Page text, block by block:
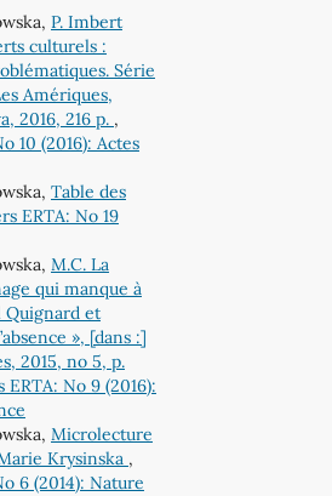
P. Imbert
culturels :
Série
Amériques,
2016, 216 p. ,
10 (2016): Actes
Table des
ERTA: No 19
M.C. La
qui manque à
Quignard et
», [dans :]
2015, no 5, p.
ERTA: No 9 (2016):
Microlecture
Krysinska ,
6 (2014): Nature